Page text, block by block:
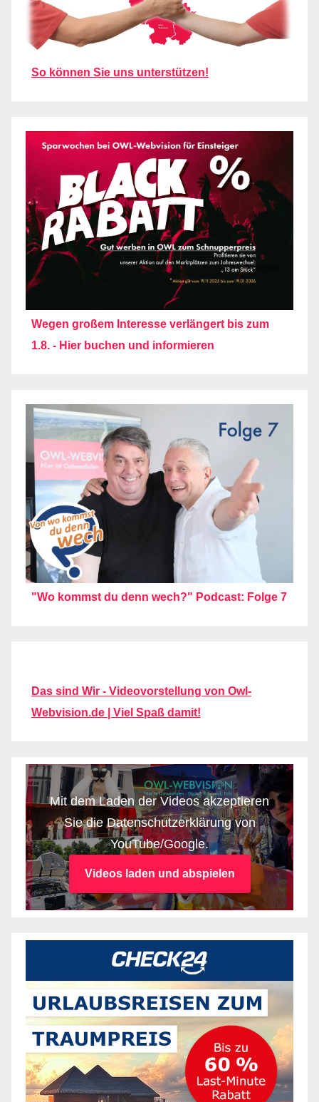
So können Sie uns unterstützen!
Wegen großem Interesse verlängert bis zum
1.8. - Hier buchen und informieren
"Wo kommst du denn wech?" Podcast: Folge 7
Das sind Wir - Videovorstellung von Owl-
Webvision.de | Viel Spaß damit!
Mit dem Laden der Videos akzeptieren
Sie die Datenschutzerklärung von
YouTube/Google.
Videos laden und abspielen